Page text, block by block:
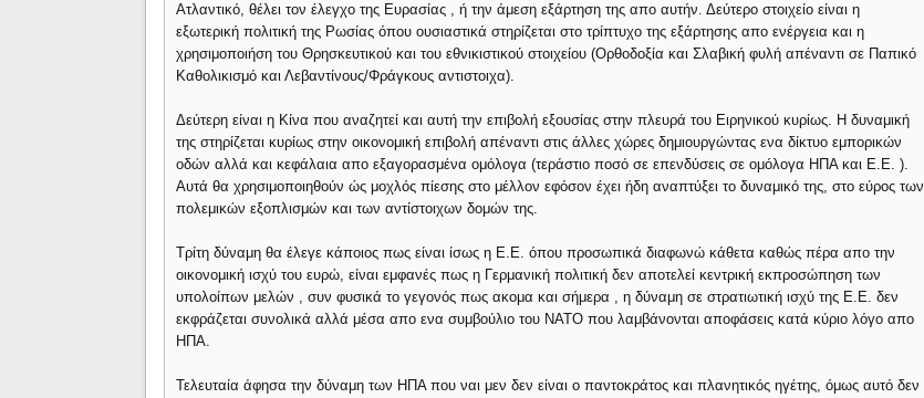
Ατλαντικό, θέλει τον έλεγχο της Ευρασίας , ή την άμεση εξάρτηση της απο αυτήν. Δεύτερο στοιχείο είναι η
εξωτερική πολιτική της Ρωσίας όπου ουσιαστικά στηρίζεται στο τρίπτυχο της εξάρτησης απο ενέργεια και η
χρησιμοποιήση του Θρησκευτικού και του εθνικιστικού στοιχείου (Ορθοδοξία και Σλαβική φυλή απέναντι σε Παπικό
Καθολικισμό και Λεβαντίνους/Φράγκους αντιστοιχα).
Δεύτερη είναι η Κίνα που αναζητεί και αυτή την επιβολή εξουσίας στην πλευρά του Ειρηνικού κυρίως. Η δυναμική
της στηρίζεται κυρίως στην οικονομική επιβολή απέναντι στις άλλες χώρες δημιουργώντας ενα δίκτυο εμπορικών
οδών αλλά και κεφάλαια απο εξαγορασμένα ομόλογα (τεράστιο ποσό σε επενδύσεις σε ομόλογα ΗΠΑ και Ε.Ε. ).
Αυτά θα χρησιμοποιηθούν ώς μοχλός πίεσης στο μέλλον εφόσον έχει ήδη αναπτύξει το δυναμικό της, στο εύρος των
πολεμικών εξοπλισμών και των αντίστοιχων δομών της.
Τρίτη δύναμη θα έλεγε κάποιος πως είναι ίσως η Ε.Ε. όπου προσωπικά διαφωνώ κάθετα καθώς πέρα απο την
οικονομική ισχύ του ευρώ, είναι εμφανές πως η Γερμανική πολιτική δεν αποτελεί κεντρική εκπροσώπηση των
υπολοίπων μελών , συν φυσικά το γεγονός πως ακομα και σήμερα , η δύναμη σε στρατιωτική ισχύ της Ε.Ε. δεν
εκφράζεται συνολικά αλλά μέσα απο ενα συμβούλιο του ΝΑΤΟ που λαμβάνονται αποφάσεις κατά κύριο λόγο απο
ΗΠΑ.
Τελευταία άφησα την δύναμη των ΗΠΑ που ναι μεν δεν είναι ο παντοκράτος και πλανητικός ηγέτης, όμως αυτό δεν